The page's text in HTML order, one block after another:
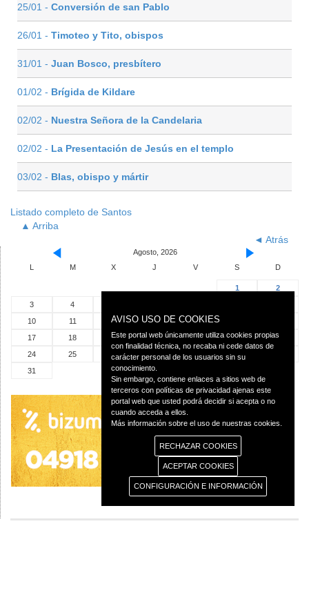
25/01 - Conversión de san Pablo
26/01 - Timoteo y Tito, obispos
31/01 - Juan Bosco, presbítero
01/02 - Brígida de Kildare
02/02 - Nuestra Señora de la Candelaria
02/02 - La Presentación de Jesús en el templo
03/02 - Blas, obispo y mártir
Listado completo de Santos
▲ Arriba
◄ Atrás
Agosto, 2026
L
M X J V S D
1
2
3
4
10
11 12 13 14
17
18 19 20 21 22
23
24
25 26 27 28 29
31
AVISO USO DE COOKIES
Este portal web únicamente utiliza cookies propias
con finalidad técnica, no recaba ni cede datos de
carácter personal de los usuarios sin su
conocimiento.
Sin embargo, contiene enlaces a sitios web de
terceros con políticas de privacidad ajenas este
portal web que usted podrá decidir si acepta o no
cuando acceda a ellos.
Más información sobre el uso de nuestras cookies.
RECHAZAR COOKIES
ACEPTAR COOKIES
CONFIGURACIÓN E INFORMACIÓN